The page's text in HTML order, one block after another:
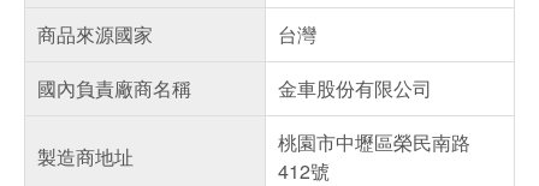
商品來源國家
台灣
國內負責廠商名稱
金車股份有限公司
製造商地址
桃園市中壢區榮民南路
412號